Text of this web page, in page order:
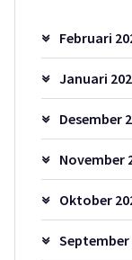
Februari
Januari
Desember
November
Oktober
September